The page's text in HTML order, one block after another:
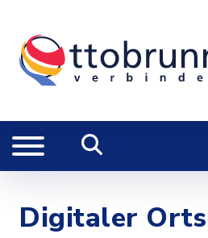
Digitaler